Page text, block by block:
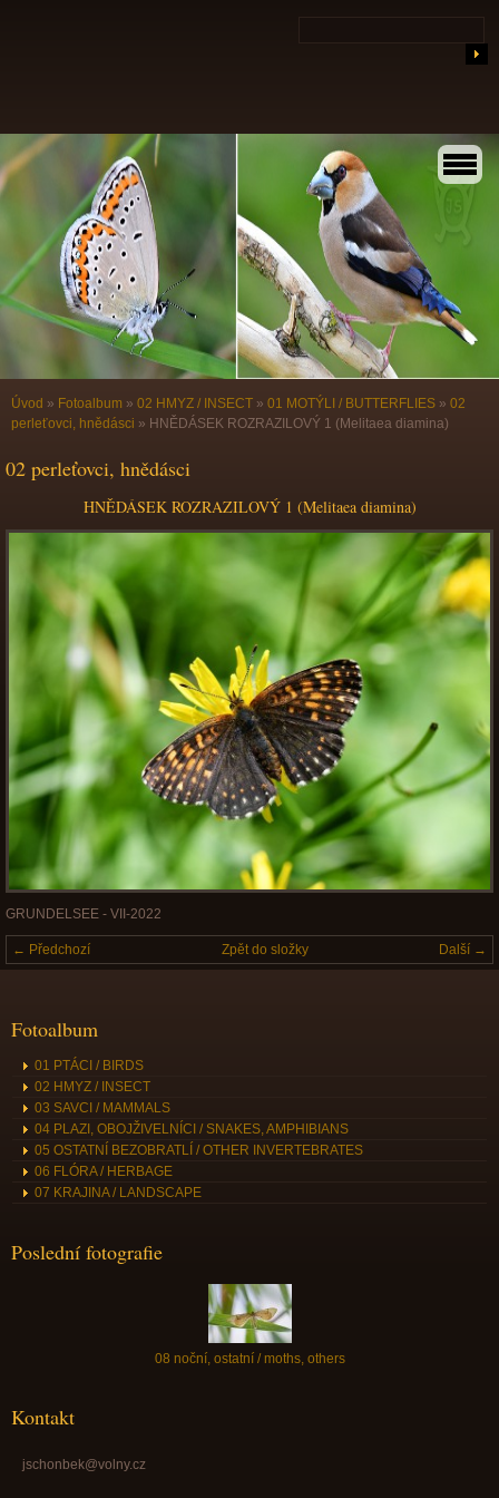
Úvod » Fotoalbum » 02 HMYZ / INSECT » 01 MOTÝLI / BUTTERFLIES » 02
perleťovci, hnědásci » HNĚDÁSEK ROZRAZILOVÝ 1 (Melitaea diamina)
02 perleťovci, hnědásci
HNĚDÁSEK ROZRAZILOVÝ 1 (Melitaea diamina)
GRUNDELSEE - VII-2022
← Předchozí Další →
Zpět do složky
Fotoalbum
01 PTÁCI / BIRDS
02 HMYZ / INSECT
03 SAVCI / MAMMALS
04 PLAZI, OBOJŽIVELNÍCI / SNAKES, AMPHIBIANS
05 OSTATNÍ BEZOBRATLÍ / OTHER INVERTEBRATES
06 FLÓRA / HERBAGE
07 KRAJINA / LANDSCAPE
Poslední fotografie
08 noční, ostatní / moths, others
Kontakt
jschonbek@volny.cz